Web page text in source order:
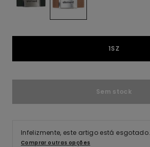
1SZ
Sem stock
Infelizmente, este artigo está esgotado.
Comprar outras opções